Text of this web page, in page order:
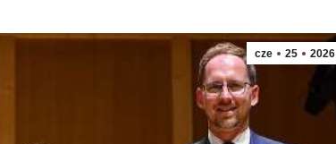
cze 25 2026